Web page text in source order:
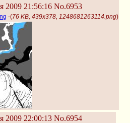
2009 21:56:16 No.6953
-(76 KB, 439x378, 1248681263114.png)
2009 22:00:13 No.6954